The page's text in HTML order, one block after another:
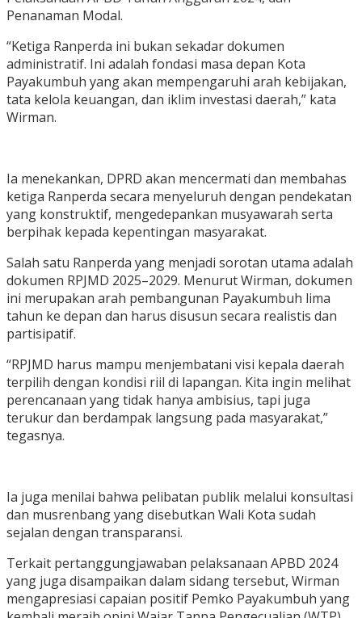
Penanaman Modal.
“Ketiga Ranperda ini bukan sekadar dokumen
administratif. Ini adalah fondasi masa depan Kota
Payakumbuh yang akan mempengaruhi arah kebijakan,
tata kelola keuangan, dan iklim investasi daerah,” kata
Wirman.
Ia menekankan, DPRD akan mencermati dan membahas
ketiga Ranperda secara menyeluruh dengan pendekatan
yang konstruktif, mengedepankan musyawarah serta
berpihak kepada kepentingan masyarakat.
Salah satu Ranperda yang menjadi sorotan utama adalah
dokumen RPJMD 2025–2029. Menurut Wirman, dokumen
ini merupakan arah pembangunan Payakumbuh lima
tahun ke depan dan harus disusun secara realistis dan
partisipatif.
“RPJMD harus mampu menjembatani visi kepala daerah
terpilih dengan kondisi riil di lapangan. Kita ingin melihat
perencanaan yang tidak hanya ambisius, tapi juga
terukur dan berdampak langsung pada masyarakat,”
tegasnya.
Ia juga menilai bahwa pelibatan publik melalui konsultasi
dan musrenbang yang disebutkan Wali Kota sudah
sejalan dengan transparansi.
Terkait pertanggungjawaban pelaksanaan APBD 2024
yang juga disampaikan dalam sidang tersebut, Wirman
mengapresiasi capaian positif Pemko Payakumbuh yang